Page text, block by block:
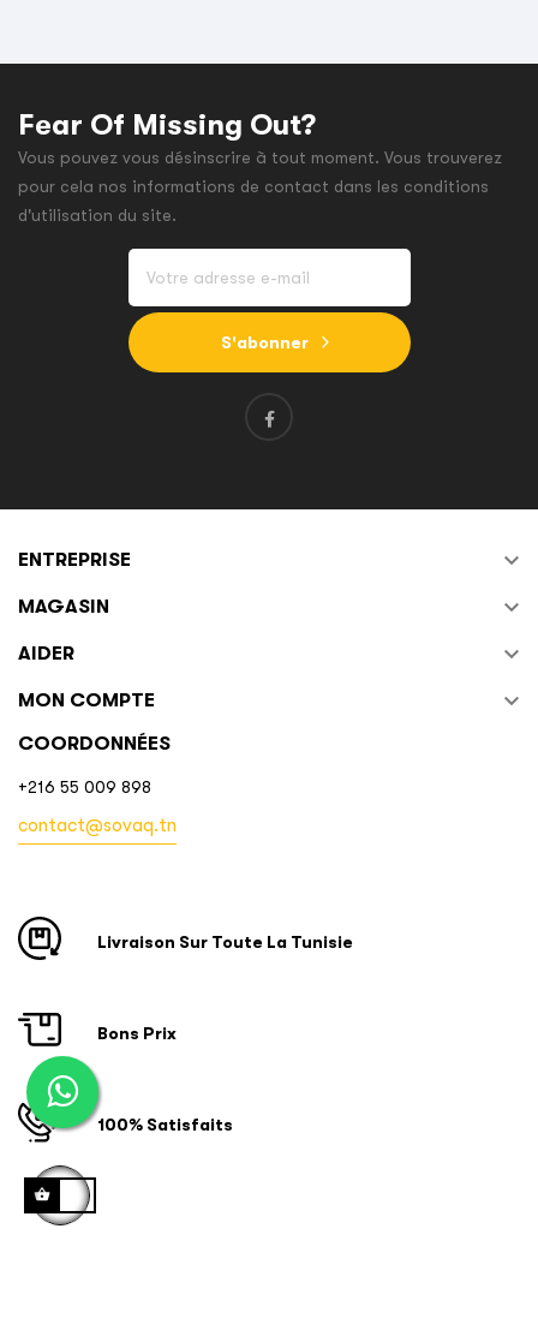
Fear Of Missing Out?
Vous pouvez vous désinscrire à tout moment. Vous trouverez
pour cela nos informations de contact dans les conditions
d'utilisation du site.
S'abonner
ENTREPRISE 
MAGASIN 
AIDER 
MON COMPTE 
COORDONNÉES
+216 55 009 898
contact@sovaq.tn
Livraison Sur Toute La Tunisie
Bons Prix
100% Satisfaits